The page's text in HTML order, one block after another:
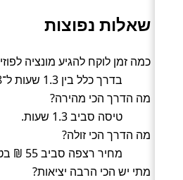
שאלות נפוצות
כמה זמן לוקח להגיע מונציה
בדרך כלל בין 1.3 שעות ל־28 שעות (טיסה).
מה הדרך הכי מהירה?
טיסה סביב 1.3 שעות.
מה הדרך הכי זולה?
מחיר רצפה סביב 55 ₪ בטיסה.
מתי יש הכי הרבה יציאות?